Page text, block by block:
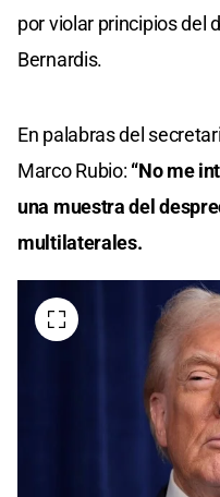
por violar principios del
Bernardis.
En palabras del
Marco Rubio: “No me
una muestra del
multilaterales.